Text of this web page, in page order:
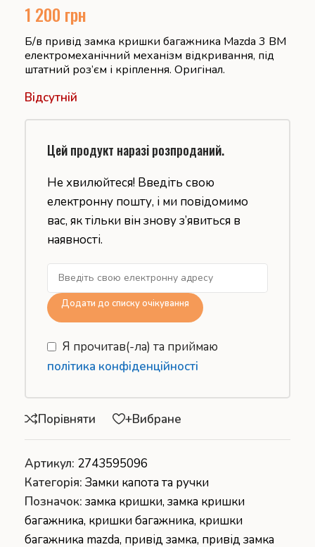
1 200 грн
Б/в привід замка кришки багажника Mazda 3 BM
електромеханічний механізм відкривання, під
штатний роз’єм і кріплення. Оригінал.
Відсутній
Цей продукт наразі розпроданий.
Не хвилюйтеся! Введіть свою
електронну пошту, і ми повідомимо
вас, як тільки він знову з’явиться в
наявності.
Додати до списку очікування
Я прочитав(-ла) та приймаю
політика конфіденційності
Порівняти +Вибране
Артикул: 2743595096
Категорія: Замки капота та ручки
Позначок: замка кришки, замка кришки
багажника, кришки багажника, кришки
багажника mazda, привід замка, привід замка